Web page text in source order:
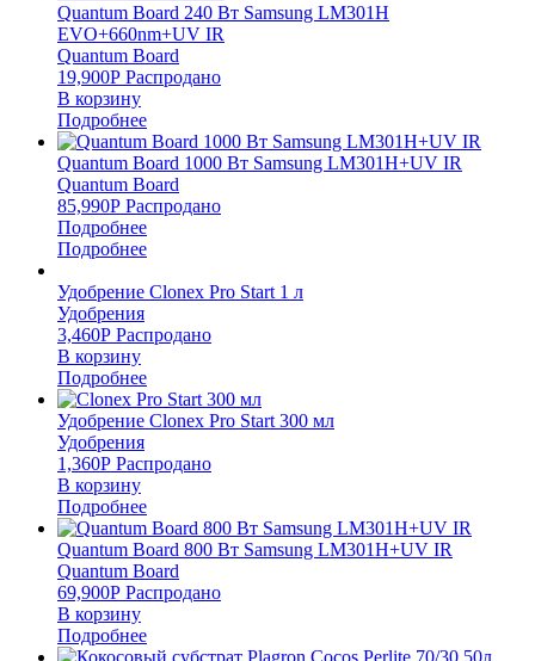
Quantum Board 240 Вт Samsung LM301H
EVO+660nm+UV IR
Quantum Board
19,900Р Распродано
В корзину
Подробнее
Quantum Board 1000 Вт Samsung LM301H+UV IR
Quantum Board
85,990Р Распродано
Подробнее
Подробнее
Удобрение Clonex Pro Start 1 л
Удобрения
3,460Р Распродано
В корзину
Подробнее
Удобрение Clonex Pro Start 300 мл
Удобрения
1,360Р Распродано
В корзину
Подробнее
Quantum Board 800 Вт Samsung LM301H+UV IR
Quantum Board
69,900Р Распродано
В корзину
Подробнее